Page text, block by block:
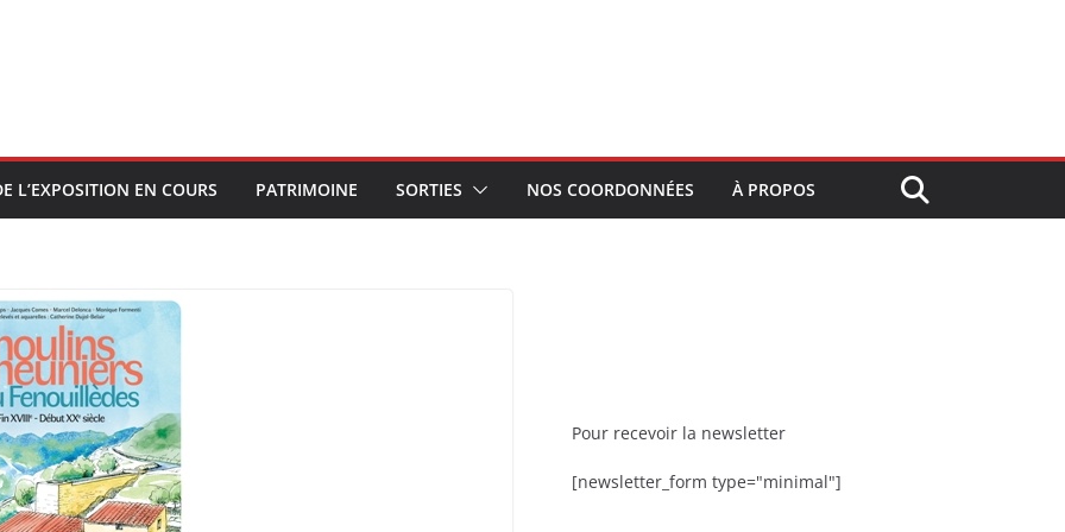
L’EXPOSITION EN COURS PATRIMOINE SORTIES NOS COORDONNÉES À PROPOS
Pour recevoir la newsletter
[newsletter_form type="minimal"]